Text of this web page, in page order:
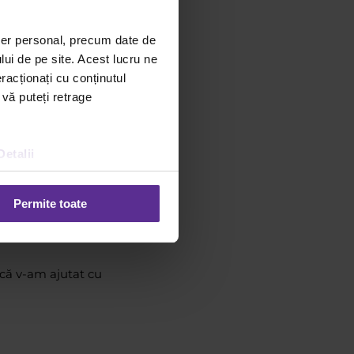
personal, precum date de
de pe site. Acest lucru ne
cu conținutul
puteți retrage
Permite toate
a gata, cum sunt, de
nu spune
timp prezintă
niciodată să
profesional, un
realizări și
sau cursuri urmate de
în contactarea
v-am ajutat cu